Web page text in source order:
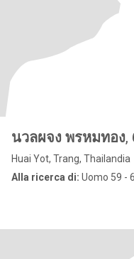
นวลผจง พรหมทอง,
Huai Yot, Trang, Thailandia
Alla ricerca di: Uomo 59 -